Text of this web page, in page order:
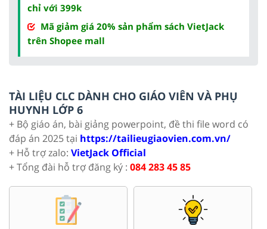
chỉ với 399k
Mã giảm giá 20% sản phẩm sách VietJack
trên Shopee mall
TÀI LIỆU CLC DÀNH CHO GIÁO VIÊN VÀ PHỤ
HUYNH LỚP 6
+ Bộ giáo án, bài giảng powerpoint, đề thi file word có
đáp án 2025 tại https://tailieugiaovien.com.vn/
+ Hỗ trợ zalo: VietJack Official
+ Tổng đài hỗ trợ đăng ký : 084 283 45 85